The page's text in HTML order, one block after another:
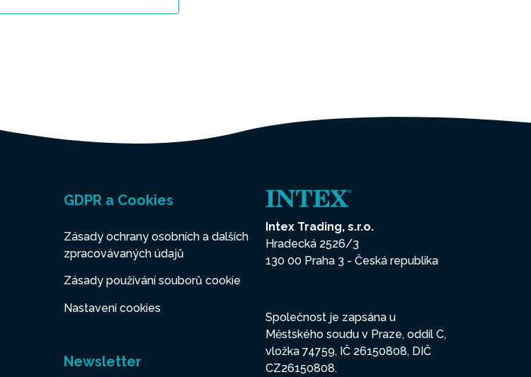
GDPR a Cookies
Zásady ochrany osobních a dalších
zpracovávaných údajů
Zásady používání souborů cookie
Nastavení cookies
Newsletter
Intex Trading, s.r.o.
Hradecká 2526/3
130 00 Praha 3 - Česká republika
Společnost je zapsána u
Městského soudu v Praze, oddíl C,
vložka 74759, IČ 26150808, DIČ
CZ26150808.